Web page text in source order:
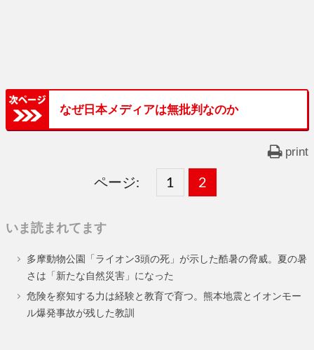
なぜ日本メディアは無批判なのか
print
ページ:
固
ー
ジ
1 ,
固
ー
ジ
2
いま読まれてます
多摩動物公園「ライオン3頭の死」が示した酷暑の脅威。夏の暑
さは「新たな自然災害」になった
危険を察知する力は経験と教育で育つ。熊本地震とイオンモー
ル爆発事故が残した教訓